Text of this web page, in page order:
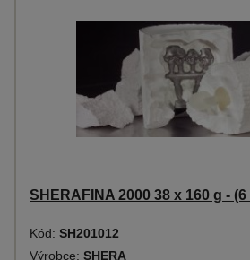
SHERAFINA 2000 38 x 160 g - (6
Kód: SH201012
Výrobce: SHERA